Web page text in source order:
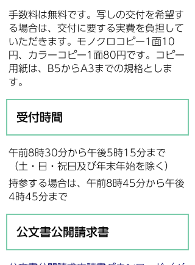
手数料は無料です。写しの交付を希望す
る場合は、交付に要する実費を負担して
いただきます。モノクロコピー1面10
円、カラーコピー1面80円です。コピー
用紙は、B5からA3までの規格としま
す。
受付時間
午前8時30分から午後5時15分まで
（土・日・祝日及び年末年始を除く）
持参する場合は、午前8時45分から午後
4時45分まで
公文書公開請求書